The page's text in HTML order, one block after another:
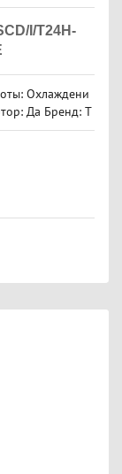
I/T24H-
Охлаждени
Да Бренд: T